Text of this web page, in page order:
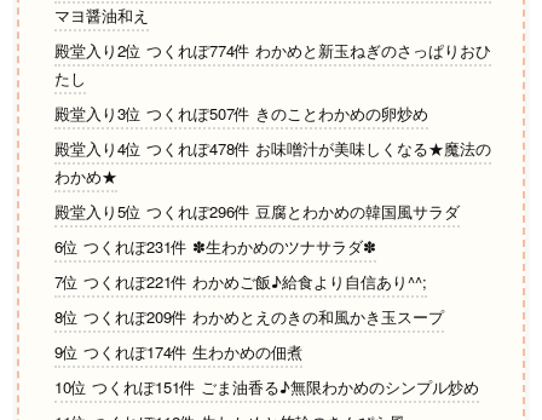
マヨ醤油和え
殿堂入り2位 つくれぽ774件 わかめと新玉ねぎのさっぱりおひ
たし
殿堂入り3位 つくれぽ507件 きのことわかめの卵炒め
殿堂入り4位 つくれぽ478件 お味噌汁が美味しくなる★魔法の
わかめ★
殿堂入り5位 つくれぽ296件 豆腐とわかめの韓国風サラダ
6位 つくれぽ231件 ✽生わかめのツナサラダ✽
7位 つくれぽ221件 わかめご飯♪給食より自信あり^^;
8位 つくれぽ209件 わかめとえのきの和風かき玉スープ
9位 つくれぽ174件 生わかめの佃煮
10位 つくれぽ151件 ごま油香る♪無限わかめのシンプル炒め